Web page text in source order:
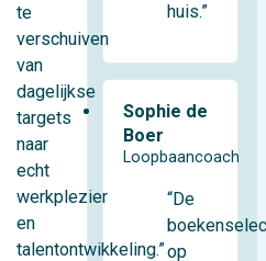
te
verschuiven
van
dagelijkse
targets
naar
echt
werkplezier
en
talentontwikkeling.”
huis.”
Sophie de
Boer
Loopbaancoach
“De
op